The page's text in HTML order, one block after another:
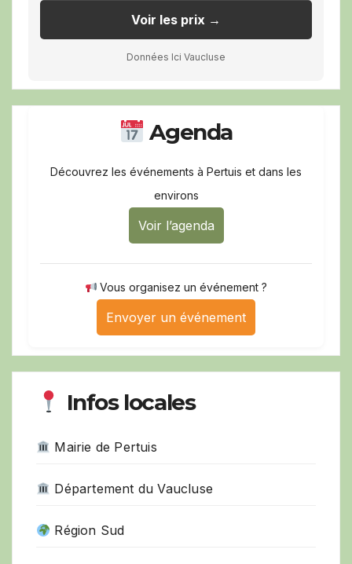
Voir les prix →
Données Ici Vaucluse
Agenda
Découvrez les événements à Pertuis et dans les
environs
Voir l’agenda
Vous organisez un événement ?
Envoyer un événement
Infos locales
Mairie de Pertuis
Département du Vaucluse
Région Sud